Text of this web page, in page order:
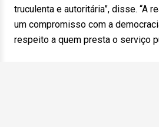
truculenta e autoritária”, disse. “A
um compromisso com a
respeito a quem presta o serviço